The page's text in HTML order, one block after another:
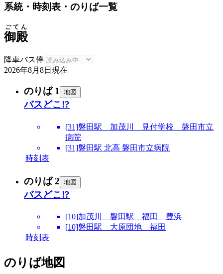
系統・時刻表・のりば一覧
御殿
ごてん
降車バス停
2026年8月8日 現在
のりば 1 地図
バスどこ!?
[31]磐田駅 加茂川 見付学校 磐田市立
病院
[31]磐田駅 北高 磐田市立病院
時刻表
のりば 2 地図
バスどこ!?
[10]加茂川 磐田駅 福田 豊浜
[10]磐田駅 大原団地 福田
時刻表
のりば地図